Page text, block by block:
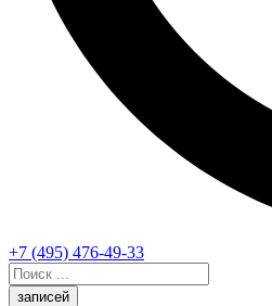
+7 (495) 476-49-33
Search
...записей